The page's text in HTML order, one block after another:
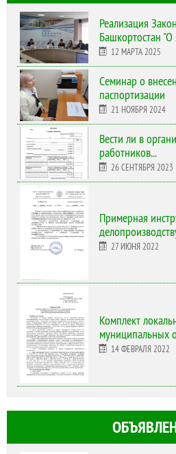
Реализация
Башкортостан "О
12 МАРТА 2025
Cеминар о
паспортизации
21 НОЯБРЯ 2024
Вести ли в
работников...
26 СЕНТЯБРЯ 2023
Примерная
27 ИЮНЯ 2022
Комплект
муниципальных
14 ФЕВРАЛЯ 2022